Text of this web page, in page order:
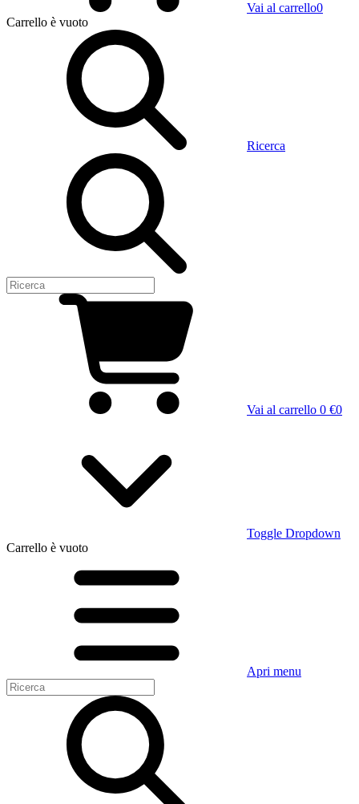
Vai al carrello0
Carrello è vuoto
Ricerca
Vai al carrello 0 €0
Toggle Dropdown
Carrello è vuoto
Apri menu